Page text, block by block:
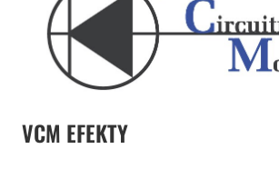
VCM EFEKTY